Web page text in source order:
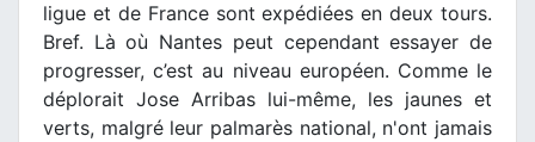
ligue et de France sont expédiées en deux tours.
Bref. Là où Nantes peut cependant essayer de
progresser, c’est au niveau européen. Comme le
déplorait Jose Arribas lui-même, les jaunes et
verts, malgré leur palmarès national, n'ont jamais